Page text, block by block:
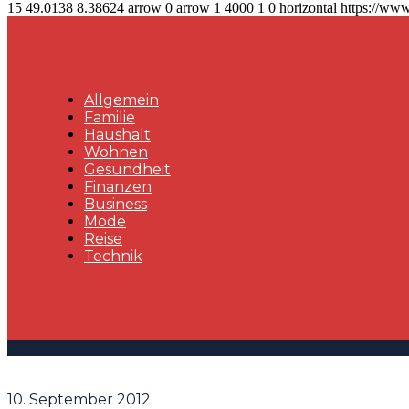
15 49.0138 8.38624 arrow 0 arrow 1 4000 1 0 horizontal https://
Allgemein
Familie
Haushalt
Wohnen
Gesundheit
Finanzen
Business
Mode
Reise
Technik
10. September 2012